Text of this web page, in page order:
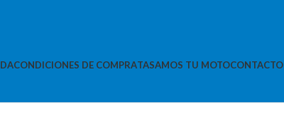
CONDICIONES DE COMPRATASAMOS TU MOTOCONTACTO